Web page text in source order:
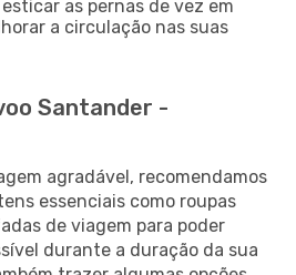
as pernas de vez em
a circulação nas suas
Santander -
agradável, recomendamos
essenciais como roupas
de viagem para poder
durante a duração da sua